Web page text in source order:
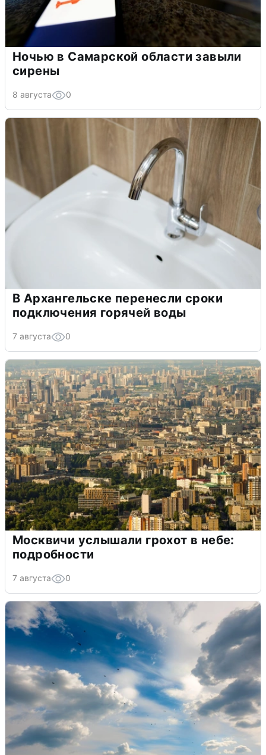
Ночью в Самарской области завыли
сирены
8 августа 0
В Архангельске перенесли сроки
подключения горячей воды
7 августа 0
Москвичи услышали грохот в небе:
подробности
7 августа 0